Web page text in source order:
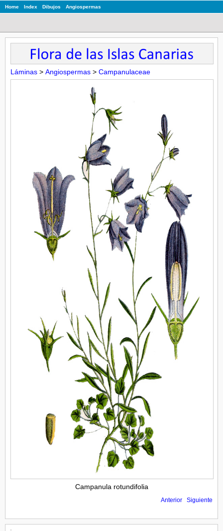
Home Index Dibujos Angiospermas
Láminas > Angiospermas > Campanulaceae
Campanula rotundifolia
Anterior Siguiente